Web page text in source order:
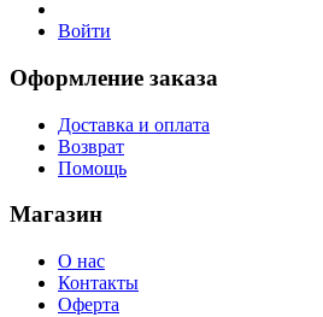
Войти
Оформление заказа
Доставка и оплата
Возврат
Помощь
Магазин
О нас
Контакты
Оферта